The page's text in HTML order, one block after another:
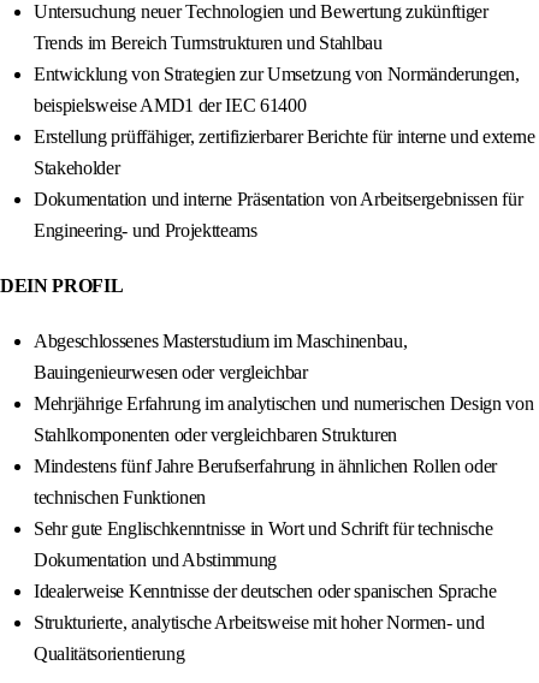
Untersuchung neuer Technologien und Bewertung zukünftiger
Trends im Bereich Turmstrukturen und Stahlbau
Entwicklung von Strategien zur Umsetzung von Normänderungen,
beispielsweise AMD1 der IEC 61400
Erstellung prüffähiger, zertifizierbarer Berichte für interne und externe
Stakeholder
Dokumentation und interne Präsentation von Arbeitsergebnissen für
Engineering- und Projektteams
DEIN PROFIL
Abgeschlossenes Masterstudium im Maschinenbau,
Bauingenieurwesen oder vergleichbar
Mehrjährige Erfahrung im analytischen und numerischen Design von
Stahlkomponenten oder vergleichbaren Strukturen
Mindestens fünf Jahre Berufserfahrung in ähnlichen Rollen oder
technischen Funktionen
Sehr gute Englischkenntnisse in Wort und Schrift für technische
Dokumentation und Abstimmung
Idealerweise Kenntnisse der deutschen oder spanischen Sprache
Strukturierte, analytische Arbeitsweise mit hoher Normen- und
Qualitätsorientierung